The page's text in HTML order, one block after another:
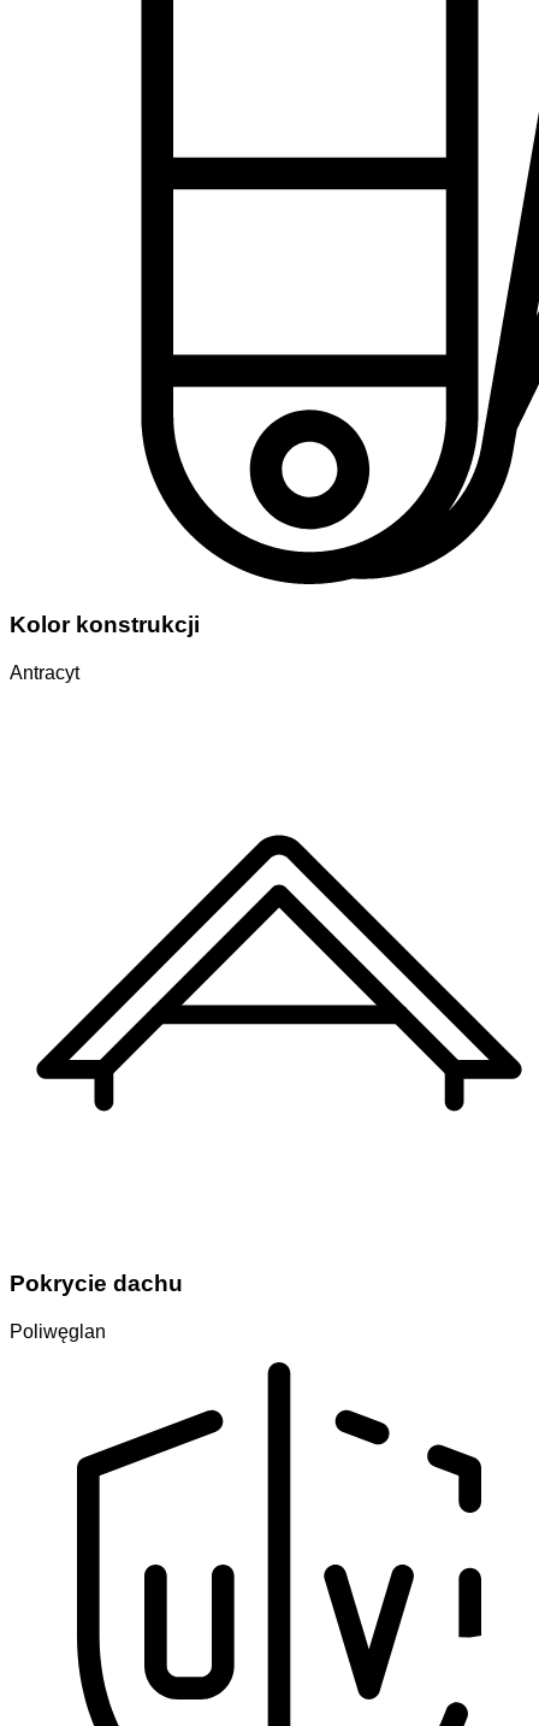
Kolor konstrukcji
Antracyt
Pokrycie dachu
Poliwęglan